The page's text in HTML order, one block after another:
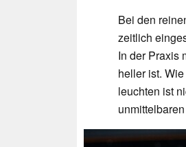
Bei den
zeitlich
In der Praxis
heller ist.
leuchten ist